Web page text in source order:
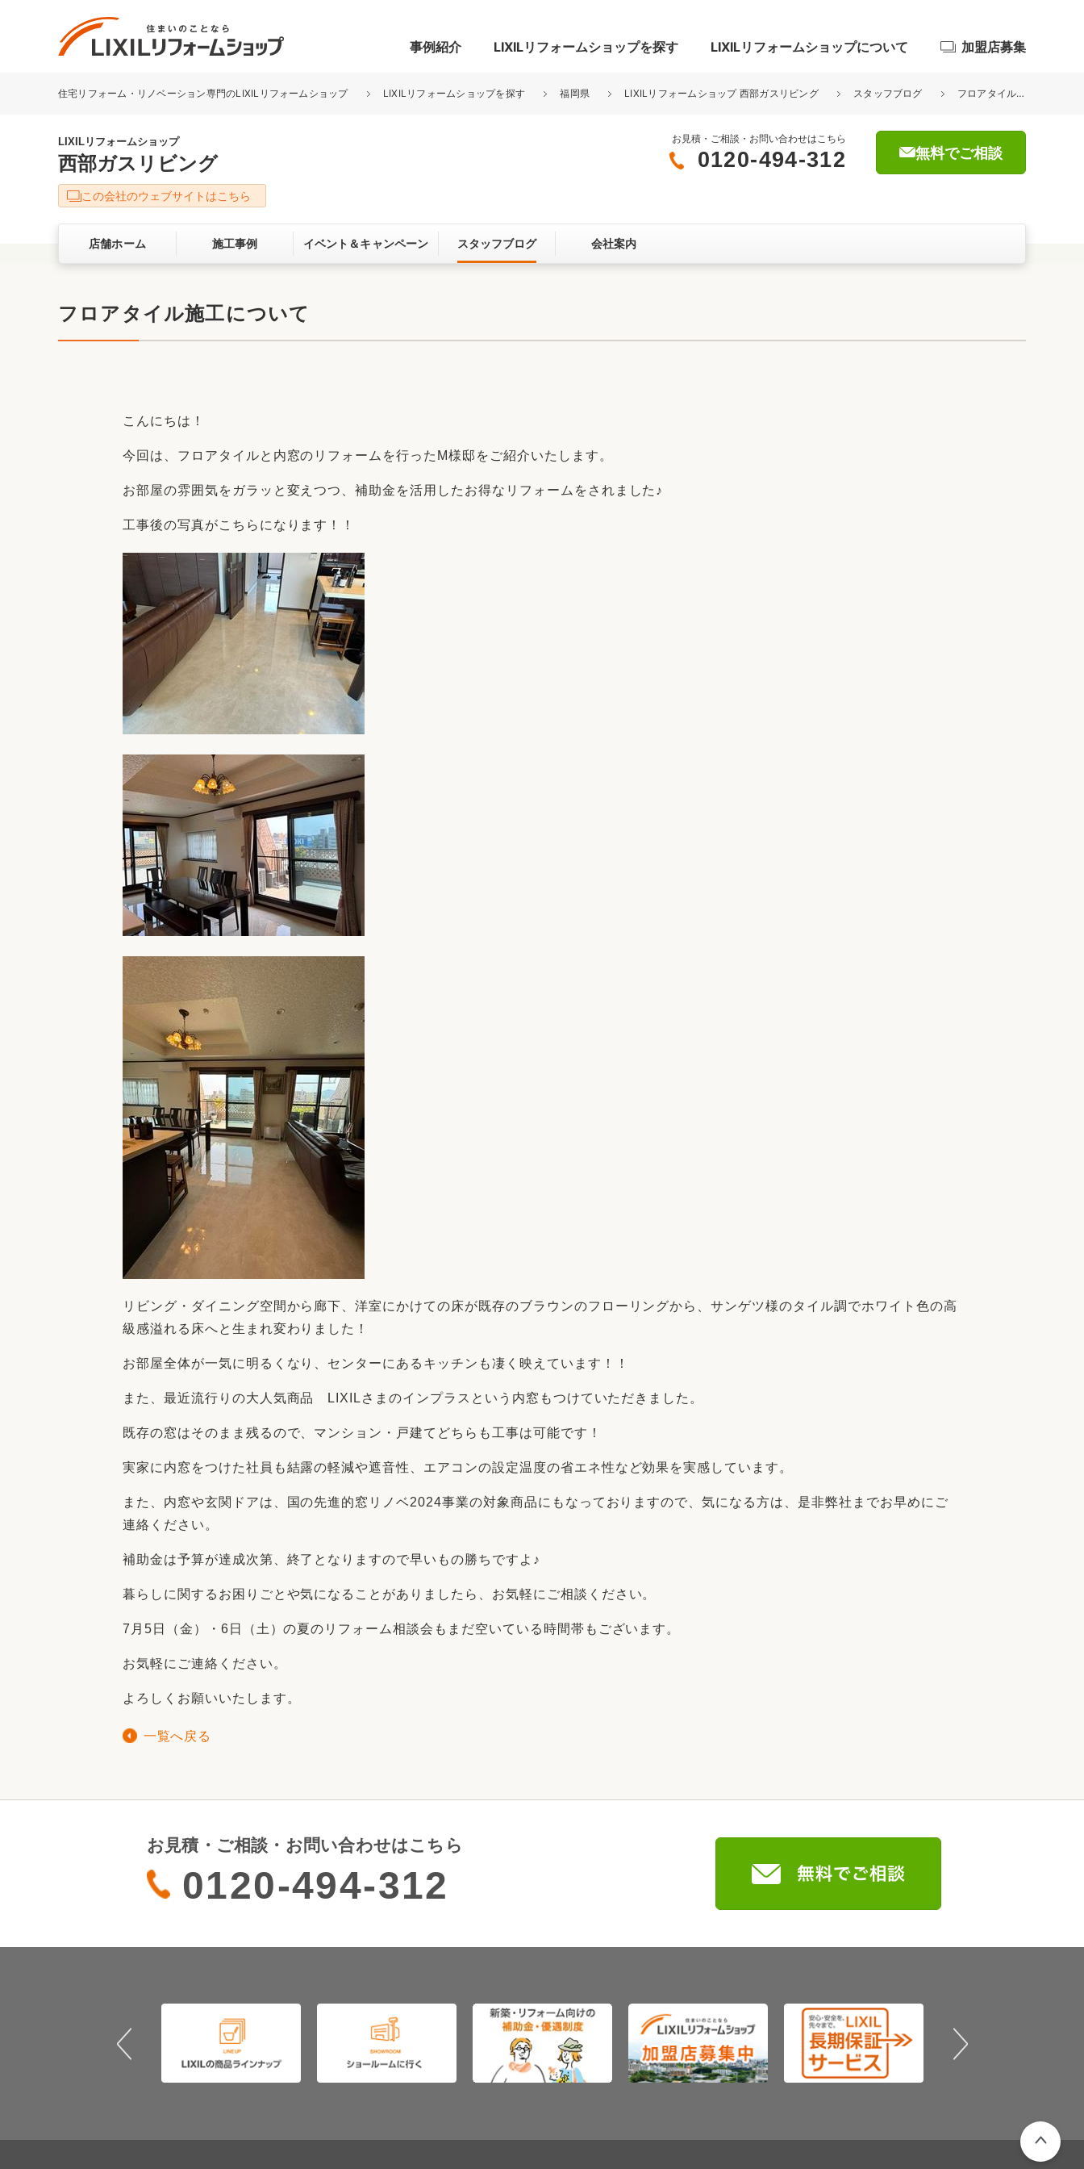
事例紹介
リフォーム事例を探す
キッチン
洗面化粧室 トイレ 玄関まわり 門まわり 屋根・外壁
ベランダ・バルコニー ガーデンスペース カースペース
お客さまの声 3Dシミュレーション
LIXILリフォームショップを探す LIXILリフォームショップについて
LIXILリフォームショップについて
サービス向上・品質改善の取り組み お客さま満足度アンケート
ここちいい暮らしをつくる、価値・性能向上
リフォームコンシェルジュ®
中古物件探しから性能向上リフォームをワン
ストップ
リフォームお役立ち情報
加盟店募集
住宅リフォーム・リノベーション専門のLIXILリフォームショップ LIXILリフォームショップを探す 福岡県 LIXILリフォームショップ 西部ガスリビング スタッフブログ フロアタイル施工について
LIXILリフォームショップ
西部ガスリビング
お見積・ご相談・お問い合わせはこちら
0120-494-312 無料でご相談
この会社のウェブサイトはこちら
店舗ホーム 施工事例 イベント＆キャンペーン スタッフブログ 会社案内
フロアタイル施工について
こんにちは！
今回は、フロアタイルと内窓のリフォームを行ったM様邸をご紹介いたします。
お部屋の雰囲気をガラッと変えつつ、補助金を活用したお得なリフォームをされました♪
工事後の写真がこちらになります！！
リビング・ダイニング空間から廊下、洋室にかけての床が既存のブラウンのフローリングから、サンゲツ様のタイル調でホワイト色の高
級感溢れる床へと生まれ変わりました！
お部屋全体が一気に明るくなり、センターにあるキッチンも凄く映えています！！
また、最近流行りの大人気商品 LIXILさまのインプラスという内窓もつけていただきました。
既存の窓はそのまま残るので、マンション・戸建てどちらも工事は可能です！
実家に内窓をつけた社員も結露の軽減や遮音性、エアコンの設定温度の省エネ性など効果を実感しています。
また、内窓や玄関ドアは、国の先進的窓リノベ2024事業の対象商品にもなっておりますので、気になる方は、是非弊社までお早めにご
連絡ください。
補助金は予算が達成次第、終了となりますので早いもの勝ちですよ♪
暮らしに関するお困りごとや気になることがありましたら、お気軽にご相談ください。
7月5日（金）・6日（土）の夏のリフォーム相談会もまだ空いている時間帯もございます。
お気軽にご連絡ください。
よろしくお願いいたします。
一覧へ戻る
お見積・ご相談・お問い合わせはこちら
0120-494-312